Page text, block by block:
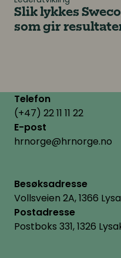
Slik lykkes
som gir
Telefon
(+47) 22 11 11 22
E-post
hrnorge@hrnorge.no
Besøksadresse
Vollsveien 2A, 1366
Postadresse
Postboks 331, 1326